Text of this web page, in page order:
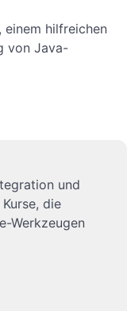
hilfreichen
von Java-
und
die
Werkzeugen